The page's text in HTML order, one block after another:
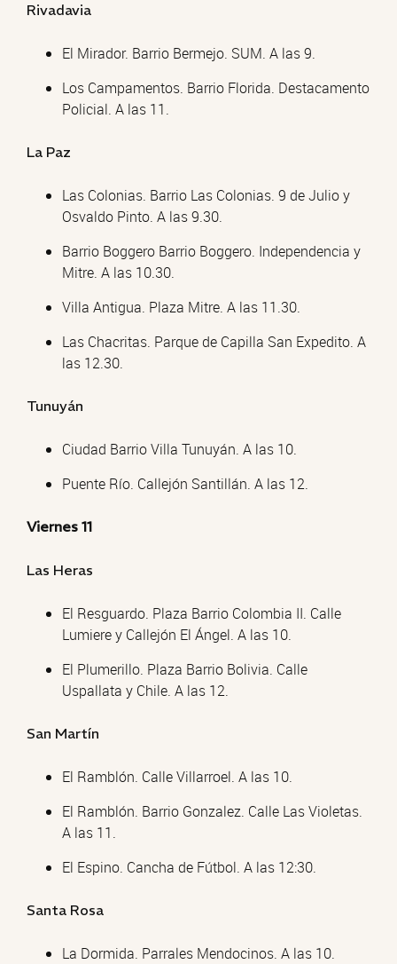
Rivadavia
El Mirador. Barrio Bermejo. SUM. A las 9.
Los Campamentos. Barrio Florida. Destacamento
Policial. A las 11.
La Paz
Las Colonias. Barrio Las Colonias. 9 de Julio y
Osvaldo Pinto. A las 9.30.
Barrio Boggero Barrio Boggero. Independencia y
Mitre. A las 10.30.
Villa Antigua. Plaza Mitre. A las 11.30.
Las Chacritas. Parque de Capilla San Expedito. A
las 12.30.
Tunuyán
Ciudad Barrio Villa Tunuyán. A las 10.
Puente Río. Callejón Santillán. A las 12.
Viernes 11
Las Heras
El Resguardo. Plaza Barrio Colombia II. Calle
Lumiere y Callejón El Ángel. A las 10.
El Plumerillo. Plaza Barrio Bolivia. Calle
Uspallata y Chile. A las 12.
San Martín
El Ramblón. Calle Villarroel. A las 10.
El Ramblón. Barrio Gonzalez. Calle Las Violetas.
A las 11.
El Espino. Cancha de Fútbol. A las 12:30.
Santa Rosa
La Dormida. Parrales Mendocinos. A las 10.